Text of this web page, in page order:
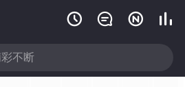
   